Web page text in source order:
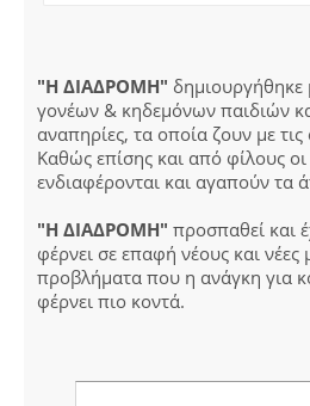
"Η ΔΙΑΔΡΟΜΗ"
γονέων & κηδεμόνων παιδιών
αναπηρίες, τα οποία ζουν με τις
Καθώς επίσης και από φίλους οι
ενδιαφέρονται και αγαπούν τα
"Η ΔΙΑΔΡΟΜΗ" προσπαθεί και
φέρνει σε επαφή νέους και νέες
προβλήματα που η ανάγκη για
φέρνει πιο κοντά.